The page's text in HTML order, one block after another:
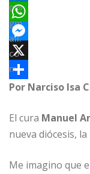
c
e
b
o
o
m
a
i
l
L
i
n
k
e
W
h
a
t
p
M
e
s
g
X
C
a
Por Narciso Isa
El cura Manuel
nueva diócesis,
Me imagino que